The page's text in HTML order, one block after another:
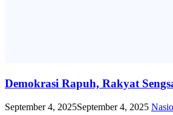
Demokrasi Rapuh, Rakyat
September 4, 2025September 4, 2025